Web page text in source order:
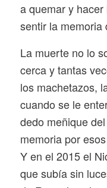
a quemar y
sentir la memoria
La muerte no lo
cerca y tantas
los machetazos,
cuando se le
dedo meñique
memoria por
Y en el 2015 el
que subía sin